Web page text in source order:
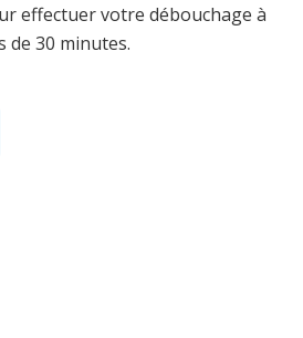
effectuer votre débouchage à
de 30 minutes.